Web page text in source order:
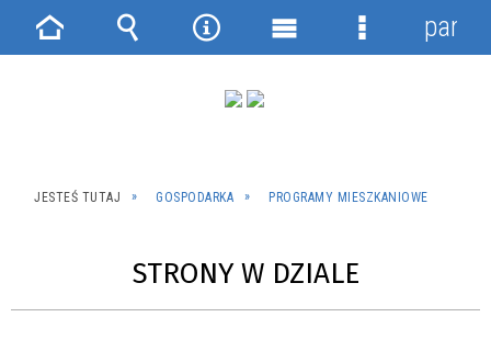
JESTEŚ TUTAJ GOSPODARKA PROGRAMY MIESZKANIOWE
STRONY W DZIALE
Strona Wyszukiwarka
NarzędziaMenu
Menu
panel